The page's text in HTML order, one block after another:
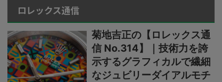
ロレックス通信
菊地吉正の【ロレックス通
信 No.314】｜技術力を誇
示するグラフィカルで繊細
なジュビリーダイアルモチ